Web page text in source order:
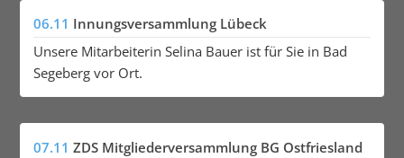
06.11 Innungsversammlung Lübeck
Unsere Mitarbeiterin Selina Bauer ist für Sie in Bad
Segeberg vor Ort.
07.11 ZDS Mitgliederversammlung BG Ostfriesland